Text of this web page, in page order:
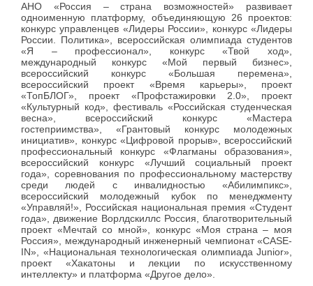
АНО «Россия – страна возможностей» развивает
одноименную платформу, объединяющую 26 проектов:
конкурс управленцев «Лидеры России», конкурс «Лидеры
России. Политика», всероссийская олимпиада студентов
«Я – профессионал», конкурс «Твой ход»,
международный конкурс «Мой первый бизнес»,
всероссийский конкурс «Большая перемена»,
всероссийский проект «Время карьеры», проект
«ТопБЛОГ», проект «Профстажировки 2.0», проект
«Культурный код», фестиваль «Российская студенческая
весна», всероссийский конкурс «Мастера
гостеприимства», «Грантовый конкурс молодежных
инициатив», конкурс «Цифровой прорыв», всероссийский
профессиональный конкурс «Флагманы образования»,
всероссийский конкурс «Лучший социальный проект
года», соревнования по профессиональному мастерству
среди людей с инвалидностью «Абилимпикс»,
всероссийский молодежный кубок по менеджменту
«Управляй!», Российская национальная премия «Студент
года», движение Ворлдскиллс Россия, благотворительный
проект «Мечтай со мной», конкурс «Моя страна – моя
Россия», международный инженерный чемпионат «CASE-
IN», «Национальная технологическая олимпиада Junior»,
проект «Хакатоны и лекции по искусственному
интеллекту» и платформа «Другое дело».